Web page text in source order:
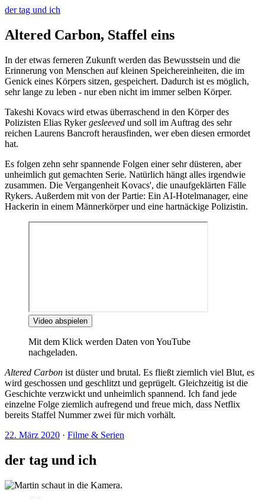
der tag und ich
Altered Carbon, Staffel eins
In der etwas ferneren Zukunft werden das Bewusstsein und die
Erinnerung von Menschen auf kleinen Speichereinheiten, die im
Genick eines Körpers sitzen, gespeichert. Dadurch ist es möglich,
sehr lange zu leben - nur eben nicht im immer selben Körper.
Takeshi Kovacs wird etwas überraschend in den Körper des
Polizisten Elias Rykergesleeved und soll im Auftrag des sehr
reichen Laurens Bancroft herausfinden, wer eben diesen ermordet
hat.
Es folgen zehn sehr spannende Folgen einer sehr düsteren, aber
unheimlich gut gemachten Serie. Natürlich hängt alles irgendwie
zusammen. Die Vergangenheit Kovacs', die unaufgeklärten Fälle
Rykers. Außerdem mit von der Partie: Ein AI-Hotelmanager, eine
Hackerin in einem Männerkörper und eine hartnäckige Polizistin.
Video abspielen
Mit dem Klick werden Daten von YouTube
nachgeladen.
Altered Carbon ist düster und brutal. Es fließt ziemlich viel Blut, es
wird geschossen und geschlitzt und geprügelt. Gleichzeitig ist die
Geschichte verzwickt und unheimlich spannend. Ich fand jede
einzelne Folge ziemlich aufregend und freue mich, dass Netflix
bereits Staffel Nummer zwei für mich vorhält.
22. März 2020 · Filme & Serien
der tag und ich